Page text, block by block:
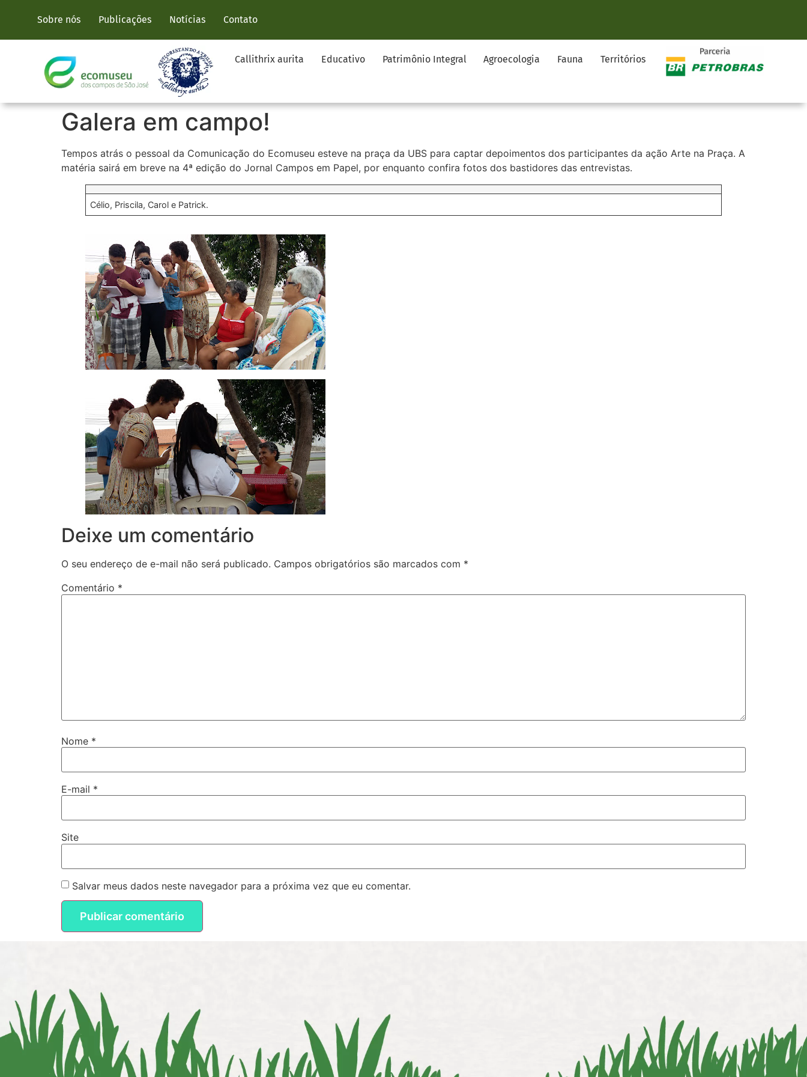
Sobre nós Publicações Notícias Contato
Callithrix aurita Educativo Patrimônio Integral Agroecologia Fauna Territórios
Galera em campo!
Tempos atrás o pessoal da Comunicação do Ecomuseu esteve na praça da UBS para captar depoimentos dos participantes da ação Arte na Praça. A
matéria sairá em breve na 4ª edição do Jornal Campos em Papel, por enquanto confira fotos dos bastidores das entrevistas.
Célio, Priscila, Carol e Patrick.
Deixe um comentário
O seu endereço de e-mail não será publicado. Campos obrigatórios são marcados com *
Comentário *
Nome *
E-mail *
Site
Salvar meus dados neste navegador para a próxima vez que eu comentar.